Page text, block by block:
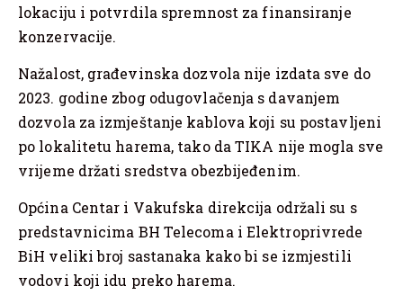
lokaciju i potvrdila spremnost za finansiranje
konzervacije.
Nažalost, građevinska dozvola nije izdata sve do
2023. godine zbog odugovlačenja s davanjem
dozvola za izmještanje kablova koji su postavljeni
po lokalitetu harema, tako da TIKA nije mogla sve
vrijeme držati sredstva obezbijeđenim.
Općina Centar i Vakufska direkcija održali su s
predstavnicima BH Telecoma i Elektroprivrede
BiH veliki broj sastanaka kako bi se izmjestili
vodovi koji idu preko harema.